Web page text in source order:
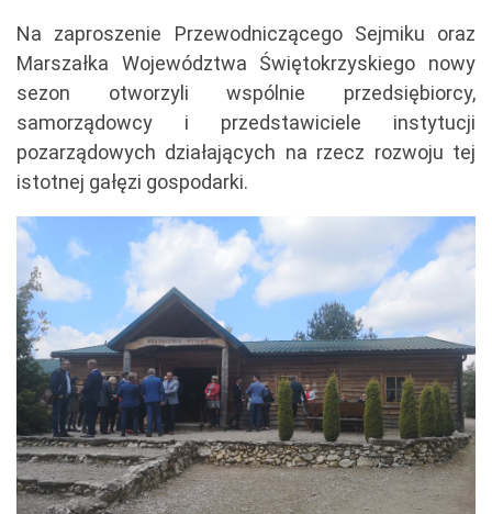
Na zaproszenie Przewodniczącego Sejmiku oraz
Marszałka Województwa Świętokrzyskiego nowy
sezon otworzyli wspólnie przedsiębiorcy,
samorządowcy i przedstawiciele instytucji
pozarządowych działających na rzecz rozwoju tej
istotnej gałęzi gospodarki.